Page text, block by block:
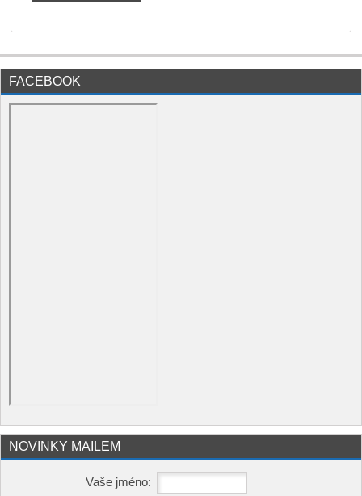
FACEBOOK
NOVINKY MAILEM
Vaše jméno: